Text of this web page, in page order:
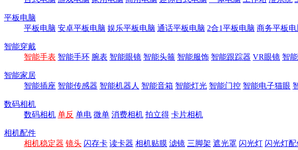
平板电脑
平板电脑 安卓平板电脑 娱乐平板电脑 通话平板电脑 2合1平板电脑 商务平板电
智能穿戴
智能手表 智能手环 腕表 智能眼镜 智能头箍 智能服饰 智能跟踪器 VR眼镜 智
智能家居
智能插座 智能传感器 智能机器人 智能音箱 智能灯光 智能门控 智能电子猫眼
数码相机
数码相机 单反 单电 微单 消费相机 拍立得 卡片相机
相机配件
相机稳定器 镜头 闪存卡 读卡器 相机贴膜 滤镜 三脚架 遮光罩 闪光灯 闪光灯配